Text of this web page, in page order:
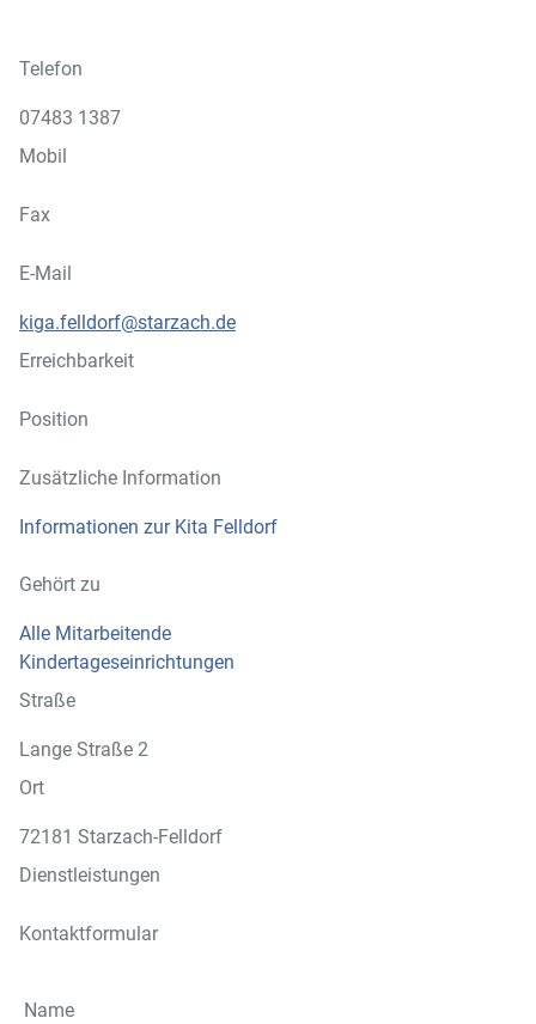
Telefon
07483 1387
Mobil
Fax
E-Mail
kiga.felldorf@starzach.de
Erreichbarkeit
Position
Zusätzliche Information
Informationen zur Kita Felldorf
Gehört zu
Alle Mitarbeitende
Kindertageseinrichtungen
Straße
Lange Straße 2
Ort
72181 Starzach-Felldorf
Dienstleistungen
Kontaktformular
Name